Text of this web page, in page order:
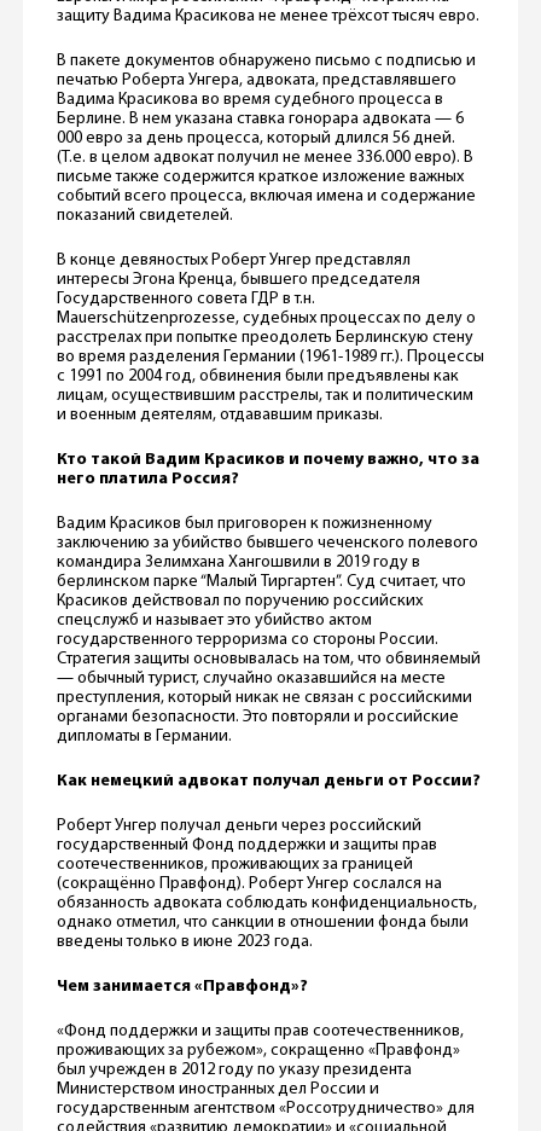
защиту Вадима Красикова не менее трёхсот тысяч евро.
В пакете документов обнаружено письмо с подписью и
печатью Роберта Унгера, адвоката, представлявшего
Вадима Красикова во время судебного процесса в
Берлине. В нем указана ставка гонорара адвоката — 6
000 евро за день процесса, который длился 56 дней.
(Т.е. в целом адвокат получил не менее 336.000 евро). В
письме также содержится краткое изложение важных
событий всего процесса, включая имена и содержание
показаний свидетелей.
В конце девяностых Роберт Унгер представлял
интересы Эгона Кренца, бывшего председателя
Государственного совета ГДР в т.н.
Mauerschützenprozessе, судебных процессах по делу о
расстрелах при попытке преодолеть Берлинскую стену
во время разделения Германии (1961-1989 гг.). Процессы
с 1991 по 2004 год, обвинения были предъявлены как
лицам, осуществившим расстрелы, так и политическим
и военным деятелям, отдававшим приказы.
Кто такой Вадим Красиков и почему важно, что за
него платила Россия?
Вадим Красиков был приговорен к пожизненному
заключению за убийство бывшего чеченского полевого
командира Зелимхана Хангошвили в 2019 году в
берлинском парке “Малый Тиргартен”. Суд считает, что
Красиков действовал по поручению российских
спецслужб и называет это убийство актом
государственного терроризма со стороны России.
Стратегия защиты основывалась на том, что обвиняемый
— обычный турист, случайно оказавшийся на месте
преступления, который никак не связан с российскими
органами безопасности. Это повторяли и российские
дипломаты в Германии.
Как немецкий адвокат получал деньги от России?
Роберт Унгер получал деньги через российский
государственный Фонд поддержки и защиты прав
соотечественников, проживающих за границей
(сокращённо Правфонд). Роберт Унгер сослался на
обязанность адвоката соблюдать конфиденциальность,
однако отметил, что санкции в отношении фонда были
введены только в июне 2023 года.
Чем занимается «Правфонд»?
«Фонд поддержки и защиты прав соотечественников,
проживающих за рубежом», сокращенно «Правфонд»
был учрежден в 2012 году по указу президента
Министерством иностранных дел России и
государственным агентством «Россотрудничество» для